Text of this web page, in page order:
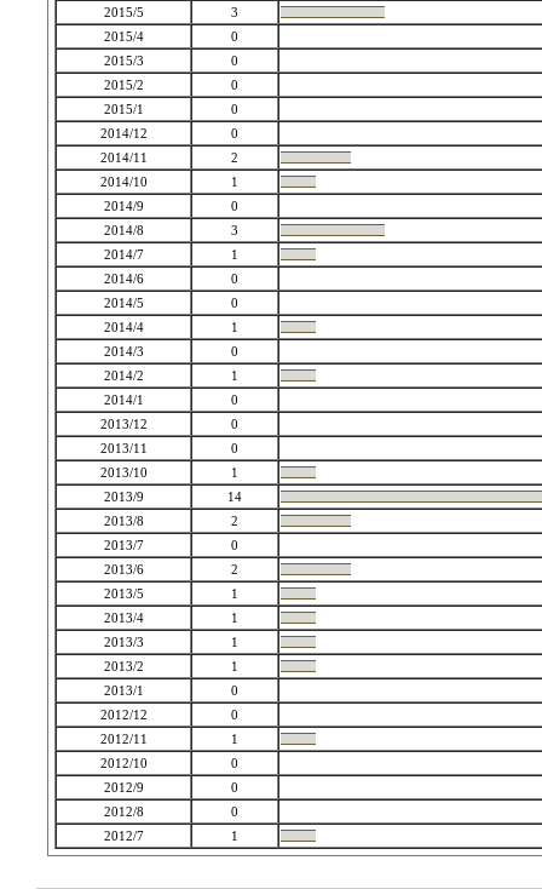
2015/5
3
2015/4
0
2015/3
0
2015/2
0
2015/1
0
2014/12
0
2014/11
2
2014/10
1
2014/9
0
2014/8
3
2014/7
1
2014/6
0
2014/5
0
2014/4
1
2014/3
0
2014/2
1
2014/1
0
2013/12
0
2013/11
0
2013/10
1
2013/9
14
2013/8
2
2013/7
0
2013/6
2
2013/5
1
2013/4
1
2013/3
1
2013/2
1
2013/1
0
2012/12
0
2012/11
1
2012/10
0
2012/9
0
2012/8
0
2012/7
1